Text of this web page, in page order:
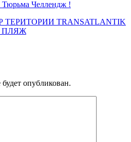
Челлендж !
TRANSATLANTIK
ПЛЯЖ
опубликован.